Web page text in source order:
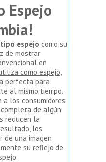
Espejo
espejo como su
de mostrar
en
como espejo,
perfecta para
al mismo tiempo.
a los consumidores
de algún
reducen la
los
de una imagen
su reflejo de